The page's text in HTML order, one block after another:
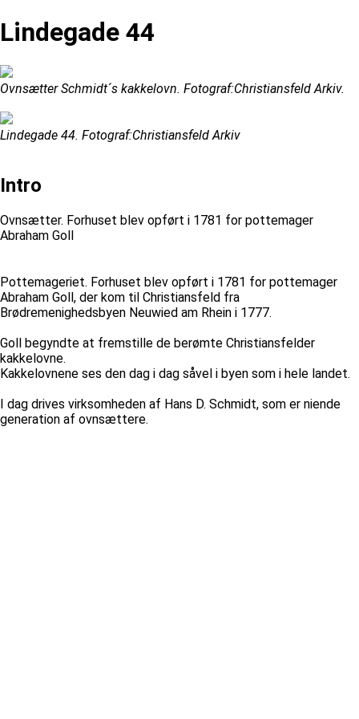
Lindegade 44
Ovnsætter Schmidt´s kakkelovn. Fotograf:Christiansfeld Arkiv.
Lindegade 44. Fotograf:Christiansfeld Arkiv
Intro
Ovnsætter. Forhuset blev opført i 1781 for pottemager
Abraham Goll
Pottemageriet. Forhuset blev opført i 1781 for pottemager
Abraham Goll, der kom til Christiansfeld fra
Brødremenighedsbyen Neuwied am Rhein i 1777.
Goll begyndte at fremstille de berømte Christiansfelder
kakkelovne.
Kakkelovnene ses den dag i dag såvel i byen som i hele landet.
I dag drives virksomheden af Hans D. Schmidt, som er niende
generation af ovnsættere.